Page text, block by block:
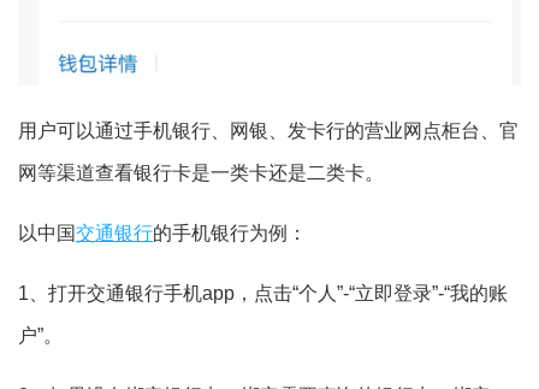
用户可以通过手机银行、网银、发卡行的营业网点柜台、官
网等渠道查看银行卡是一类卡还是二类卡。
以中国交通银行的手机银行为例：
1、打开交通银行手机app，点击“个人”-“立即登录”-“我的账
户”。